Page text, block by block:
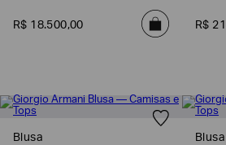
R$ 18.500,00 R$ 21
Blusa Blusa